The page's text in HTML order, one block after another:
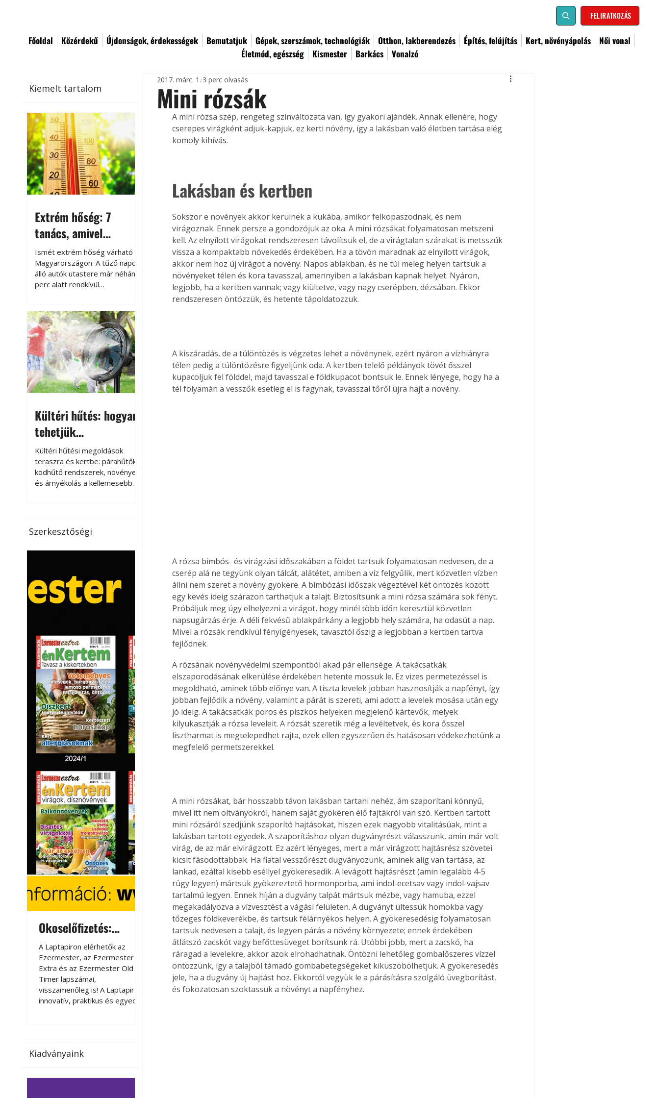
FELIRATKOZÁS
Főoldal Közérdekű Újdonságok, érdekességek Bemutatjuk Gépek, szerszámok, technológiák Otthon, lakberendezés Építés, felújítás Kert, növényápolás
Női vonal
Életmód, egészség
Kismester Barkács Vonalzó
Kiemelt tartalom
Extrém hőség: 7
tanács, amivel
megóvhatjuk
autónkat a nyári
károktól
Ismét extrém hőség várható
Magyarországon. A tűző napon
álló autók utastere már néhány
perc alatt rendkívül
megközelítheti. Ez nemcsak a
beszállást teszi kellemetlenné,
hanem az autó állapotára és a
benne hagyott tárgyakra is
káros hatással lehet. Néhány
egyszerű óvintézkedéssel
azonban jelentősen
csökkenthetjük a hőség káros
Kültéri hűtés: hogyan
tehetjük
kellemesebbé a
teraszt és a kertet?
Kültéri hűtési megoldások
teraszra és kertbe: párahűtők,
ködhűtő rendszerek, növények
és árnyékolás a kellemesebb
jelentőséget kapott, ahogy a
nyári hőhullámok gyakoribbá és
a megoldást a meleg ellen, ma
már egyre többen keresnek
olyan kültéri hűtési
vendégl
Szerkesztőségi
Okoselőfizetés:
Ezermester Extra
A Laptapiron elérhetők az
Ezermester, az Ezermester
Extra és az Ezermester Old
Timer lapszámai,
visszamenőleg is! A Laptapir új,
innovatív, praktikus és egyedi
az otthonában, útközben vagy
elérhetők lapszámaink. Bárhol,
Okoselőfizetés
A Laptapiron elérhetők az
Ezermester, az Ezermester
Extra és az Ezermester Old
Timer lapszámai,
visszamenőleg is! A Laptapir új,
Együtt jobban megéri!
Bővebb információ itt!
Együtt jobban megéri! A
könyvek tetszőleges
párosítással kedvezményes
áron, 0 Ft postaköltséggel
megrendelhetők!
Kiadványaink
Mini rózsák
2017. márc. 1. 3 perc olvasás
A mini rózsa szép, rengeteg színváltozata van, így gyakori ajándék. Annak ellenére, hogy
cserepes virágként adjuk-kapjuk, ez kerti növény, így a lakásban való életben tartása elég
komoly kihívás.
Lakásban és kertben
Sokszor e növények akkor kerülnek a kukába, amikor felkopaszodnak, és nem
virágoznak. Ennek persze a gondozójuk az oka. A mini rózsákat folyamatosan metszeni
kell. Az elnyílott virágokat rendszeresen távolítsuk el, de a virágtalan szárakat is metsszük
vissza a kompaktabb növekedés érdekében. Ha a tövön maradnak az elnyílott virágok,
akkor nem hoz új virágot a növény. Napos ablakban, és ne túl meleg helyen tartsuk a
növényeket télen és kora tavasszal, amennyiben a lakásban kapnak helyet. Nyáron,
legjobb, ha a kertben vannak; vagy kiültetve, vagy nagy cserépben, dézsában. Ekkor
rendszeresen öntözzük, és hetente tápoldatozzuk.
A kiszáradás, de a túlöntözés is végzetes lehet a növénynek, ezért nyáron a vízhiányra
télen pedig a túlöntözésre figyeljünk oda. A kertben telelő példányok tövét ősszel
kupacoljuk fel földdel, majd tavasszal e földkupacot bontsuk le. Ennek lényege, hogy ha a
tél folyamán a vesszők esetleg el is fagynak, tavasszal tőről újra hajt a növény.
A rózsa bimbós- és virágzási időszakában a földet tartsuk folyamatosan nedvesen, de a
cserép alá ne tegyünk olyan tálcát, alátétet, amiben a víz felgyűlik, mert közvetlen vízben
állni nem szeret a növény gyökere. A bimbózási időszak végeztével két öntözés között
egy kevés ideig szárazon tarthatjuk a talajt. Biztosítsunk a mini rózsa számára sok fényt.
Próbáljuk meg úgy elhelyezni a virágot, hogy minél több időn keresztül közvetlen
napsugárzás érje. A déli fekvésű ablakpárkány a legjobb hely számára, ha odasüt a nap.
Mivel a rózsák rendkívül fényigényesek, tavasztól őszig a legjobban a kertben tartva
fejlődnek.
A rózsának növényvédelmi szempontból akad pár ellensége. A takácsatkák
elszaporodásának elkerülése érdekében hetente mossuk le. Ez vizes permetezéssel is
megoldható, aminek több előnye van. A tiszta levelek jobban hasznosítják a napfényt, így
jobban fejlődik a növény, valamint a párát is szereti, ami adott a levelek mosása után egy
jó ideig. A takácsatkák poros és piszkos helyeken megjelenő kártevők, melyek
kilyukasztják a rózsa leveleit. A rózsát szeretik még a levéltetvek, és kora ősszel
lisztharmat is megtelepedhet rajta, ezek ellen egyszerűen és hatásosan védekezhetünk a
megfelelő permetszerekkel.
A mini rózsákat, bár hosszabb távon lakásban tartani nehéz, ám szaporítani könnyű,
mivel itt nem oltványokról, hanem saját gyökéren élő fajtákról van szó. Kertben tartott
mini rózsáról szedjünk szaporító hajtásokat, hiszen ezek nagyobb vitalitásúak, mint a
lakásban tartott egyedek. A szaporításhoz olyan dugványrészt válasszunk, amin már volt
virág, de az már elvirágzott. Ez azért lényeges, mert a már virágzott hajtásrész szövetei
kicsit fásodottabbak. Ha fiatal vesszőrészt dugványozunk, aminek alig van tartása, az
lankad, ezáltal kisebb eséllyel gyökeresedik. A levágott hajtásrészt (amin legalább 4-5
rügy legyen) mártsuk gyökereztető hormonporba, ami indol-ecetsav vagy indol-vajsav
tartalmú legyen. Ennek híján a dugvány talpát mártsuk mézbe, vagy hamuba, ezzel
megakadályozva a vízvesztést a vágási felületen. A dugványt ültessük homokba vagy
tőzeges földkeverékbe, és tartsuk félárnyékos helyen. A gyökeresedésig folyamatosan
tartsuk nedvesen a talajt, és legyen párás a növény környezete; ennek érdekében
átlátszó zacskót vagy befőttesüveget borítsunk rá. Utóbbi jobb, mert a zacskó, ha
ráragad a levelekre, akkor azok elrohadhatnak. Öntözni lehetőleg gombalőszeres vízzel
öntözzünk, így a talajból támadó gombabetegségeket kiküszöbölhetjük. A gyökeresedés
jele, ha a dugvány új hajtást hoz. Ekkortól vegyük le a párásításra szolgáló üvegborítást,
és fokozatosan szoktassuk a növényt a napfényhez.